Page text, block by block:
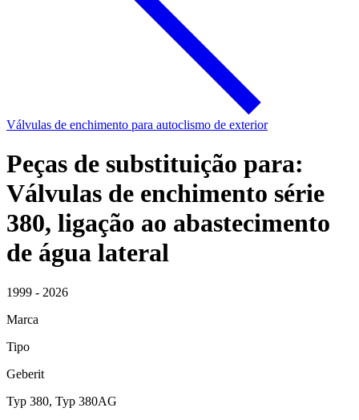
Válvulas de enchimento para autoclismo de exterior
Peças de substituição para:
Válvulas de enchimento série
380, ligação ao abastecimento
de água lateral
1999 - 2026
Marca
Tipo
Geberit
Typ 380, Typ 380AG